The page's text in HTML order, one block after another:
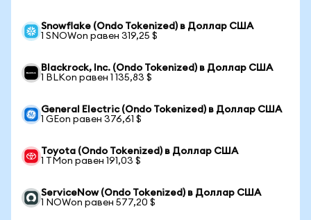
Snowflake (Ondo Tokenized) в Доллар США
1 SNOWon равен 319,25 $
Blackrock, Inc. (Ondo Tokenized) в Доллар США
1 BLKon равен 1 135,83 $
General Electric (Ondo Tokenized) в Доллар США
1 GEon равен 376,61 $
Toyota (Ondo Tokenized) в Доллар США
1 TMon равен 191,03 $
ServiceNow (Ondo Tokenized) в Доллар США
1 NOWon равен 577,20 $